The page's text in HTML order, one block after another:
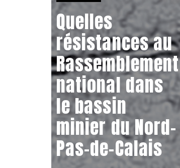
Quelles
résistances au
Rassemblement
national dans
le bassin
minier du Nord-
Pas-de-Calais